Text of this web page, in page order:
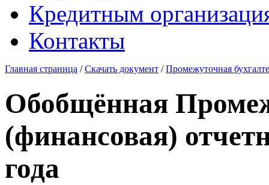
Кредитным
Контакты
Главная страница /Скачать документ /Промежуточная
Обобщённая
(финансовая)
года